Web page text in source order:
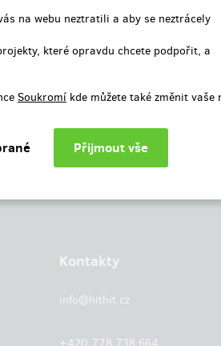
na webu neztratili a aby se neztrácely
které opravdu chcete podpořit, a
Soukromí kde můžete také změnit vaše
Kontakty
info@hithit.cz